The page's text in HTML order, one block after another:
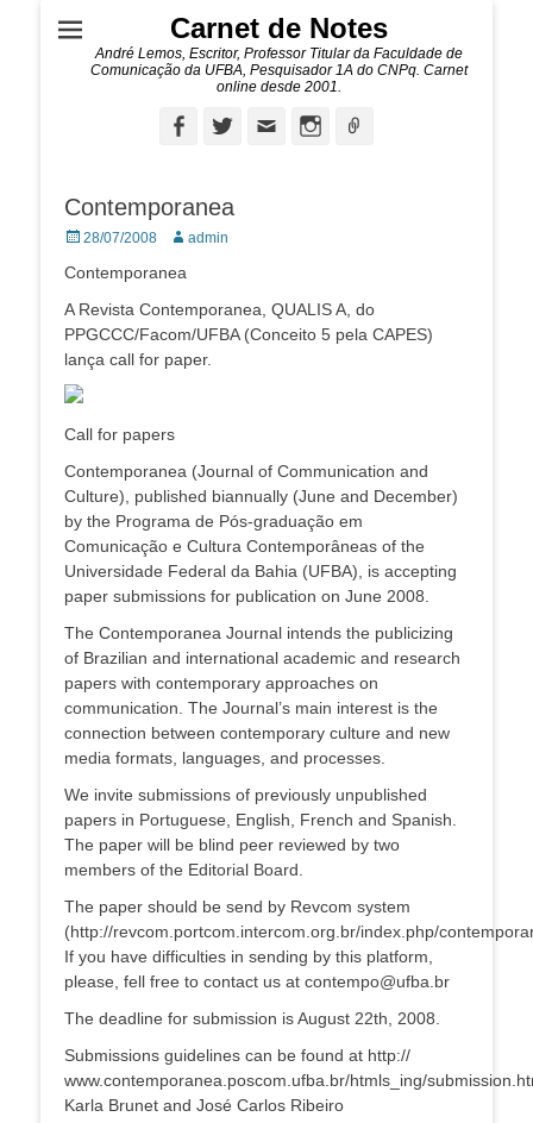
Carnet de Notes
André Lemos, Escritor, Professor Titular da Faculdade de
Comunicação da UFBA, Pesquisador 1A do CNPq. Carnet
online desde 2001.
FacebookTwitterEmail Instagram
Contemporanea
Posted
28/07/2008 Autor:admin
Contemporanea
A Revista Contemporanea, QUALIS A, do
PPGCCC/Facom/UFBA (Conceito 5 pela CAPES)
lança call for paper.
Call for papers
Contemporanea (Journal of Communication and
Culture), published biannually (June and December)
by the Programa de Pós-graduação em
Comunicação e Cultura Contemporâneas of the
Universidade Federal da Bahia (UFBA), is accepting
paper submissions for publication on June 2008.
The Contemporanea Journal intends the publicizing
of Brazilian and international academic and research
papers with contemporary approaches on
communication. The Journal’s main interest is the
connection between contemporary culture and new
media formats, languages, and processes.
We invite submissions of previously unpublished
papers in Portuguese, English, French and Spanish.
The paper will be blind peer reviewed by two
members of the Editorial Board.
The paper should be send by Revcom system
(http://revcom.portcom.intercom.org.br/index.php/
If you have difficulties in sending by this platform,
please, fell free to contact us at contempo@ufba.br
The deadline for submission is August 22th, 2008.
Submissions guidelines can be found at http://
www.contemporanea.poscom.ufba.br/htmls_ing/
Karla Brunet and José Carlos Ribeiro